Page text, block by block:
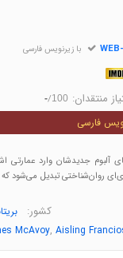
با زیرنویس فارسی
منتقدان: -/100
فارسی
جدیدشان وارد عمارتی
روان‌شناختی تبدیل می‌شود
کشور:
McAvoy, Aisling